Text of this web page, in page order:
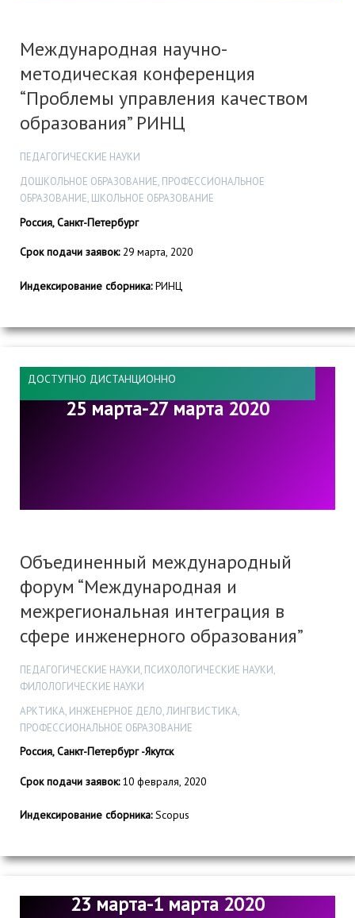
Международная научно-
методическая конференция
“Проблемы управления качеством
образования” РИНЦ
ПЕДАГОГИЧЕСКИЕ НАУКИ
ДОШКОЛЬНОЕ ОБРАЗОВАНИЕ, ПРОФЕССИОНАЛЬНОЕ
ОБРАЗОВАНИЕ, ШКОЛЬНОЕ ОБРАЗОВАНИЕ
Россия, Санкт-Петербург
Срок подачи заявок:29 марта, 2020
Индексирование сборника:РИНЦ
ДОСТУПНО ДИСТАНЦИОННО
25 марта-27 марта 2020
Объединенный международный
форум “Международная и
межрегиональная интеграция в
сфере инженерного образования”
ПЕДАГОГИЧЕСКИЕ НАУКИ, ПСИХОЛОГИЧЕСКИЕ НАУКИ,
ФИЛОЛОГИЧЕСКИЕ НАУКИ
АРКТИКА, ИНЖЕНЕРНОЕ ДЕЛО, ЛИНГВИСТИКА,
ПРОФЕССИОНАЛЬНОЕ ОБРАЗОВАНИЕ
Россия, Санкт-Петербург -Якутск
Срок подачи заявок:10 февраля, 2020
Индексирование сборника:Scopus
23 марта-1 марта 2020